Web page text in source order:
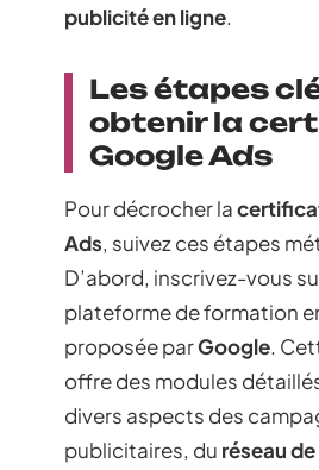
publicité en ligne.
Les étapes
obtenir la
Google Ads
Pour décrocher la
Ads, suivez ces étapes
D’abord, inscrivez-vous
plateforme de formation
proposée parGoogle.
offre des modules
divers aspects des
publicitaires, du réseau